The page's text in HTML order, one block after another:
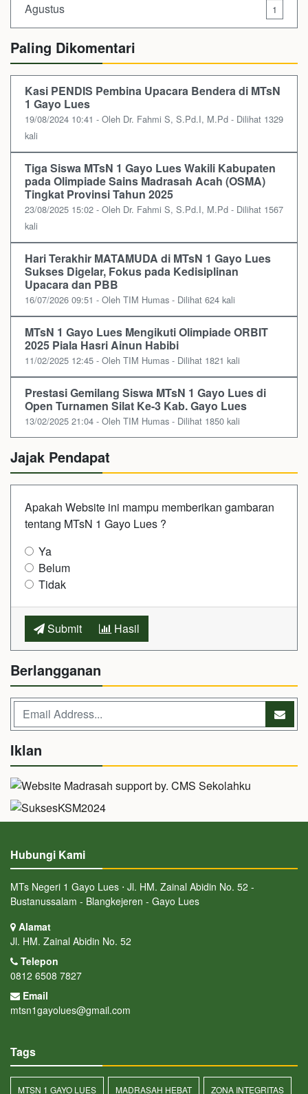
Agustus 1
Paling Dikomentari
Kasi PENDIS Pembina Upacara Bendera di MTsN
1 Gayo Lues
19/08/2024 10:41 - Oleh Dr. Fahmi S, S.Pd.I, M.Pd - Dilihat 1329
kali
Tiga Siswa MTsN 1 Gayo Lues Wakili Kabupaten
pada Olimpiade Sains Madrasah Acah (OSMA)
Tingkat Provinsi Tahun 2025
23/08/2025 15:02 - Oleh Dr. Fahmi S, S.Pd.I, M.Pd - Dilihat 1567
kali
Hari Terakhir MATAMUDA di MTsN 1 Gayo Lues
Sukses Digelar, Fokus pada Kedisiplinan
Upacara dan PBB
16/07/2026 09:51 - Oleh TIM Humas - Dilihat 624 kali
MTsN 1 Gayo Lues Mengikuti Olimpiade ORBIT
2025 Piala Hasri Ainun Habibi
11/02/2025 12:45 - Oleh TIM Humas - Dilihat 1821 kali
Prestasi Gemilang Siswa MTsN 1 Gayo Lues di
Open Turnamen Silat Ke-3 Kab. Gayo Lues
13/02/2025 21:04 - Oleh TIM Humas - Dilihat 1850 kali
Jajak Pendapat
Apakah Website ini mampu memberikan gambaran
tentang MTsN 1 Gayo Lues ?
Ya
Belum
Tidak
Submit Hasil
Berlangganan
Iklan
Hubungi Kami
MTs Negeri 1 Gayo Lues ⋅ Jl. HM. Zainal Abidin No. 52 -
Bustanussalam - Blangkejeren - Gayo Lues
Alamat
Jl. HM. Zainal Abidin No. 52
Telepon
0812 6508 7827
Email
mtsn1gayolues@gmail.com
Tags
MTSN 1 GAYO LUES MADRASAH HEBAT ZONA INTEGRITAS